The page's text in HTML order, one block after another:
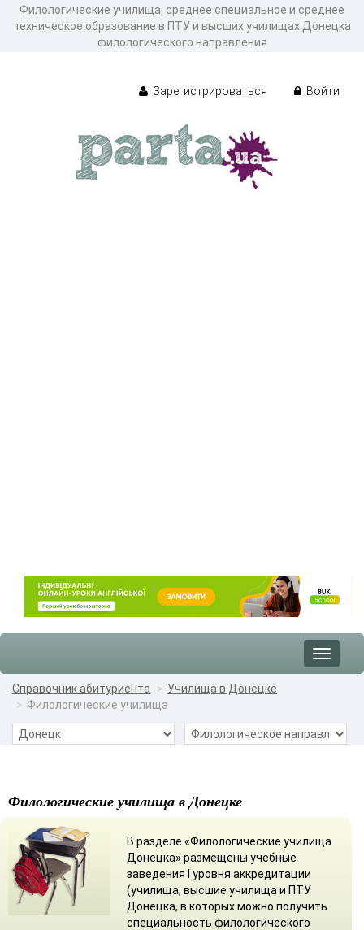
Филологические училища, среднее специальное и среднее
техническое образование в ПТУ и высших училищах Донецка
филологического направления
Зарегистрироваться Войти
Toggle
Справочник абитуриента
Училища в Донецке
Филологические училища
Филологические училища в Донецке
В разделе «Филологические училища
Донецка» размещены учебные
заведения І уровня аккредитации
(училища, высшие училища и ПТУ
Донецка, в которых можно получить
специальность филологического